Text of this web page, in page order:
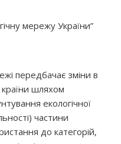
мережу України”
передбачає зміни в
шляхом
екологічної
частини
до категорій,